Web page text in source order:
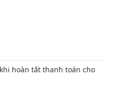
khi hoàn tất thanh toán cho